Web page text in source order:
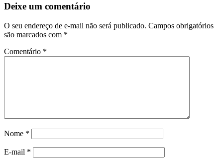
Deixe um comentário
O seu endereço de e-mail não será publicado. Campos obrigatórios
são marcados com *
Comentário *
Nome *
E-mail *